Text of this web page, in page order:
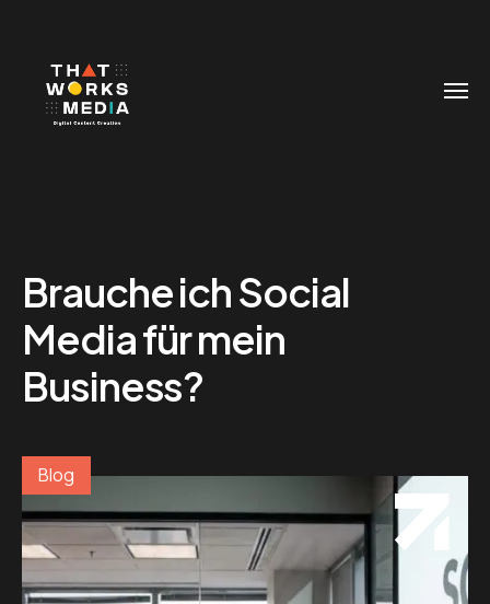
Brauche ich Social
Media für mein
Business?
Blog